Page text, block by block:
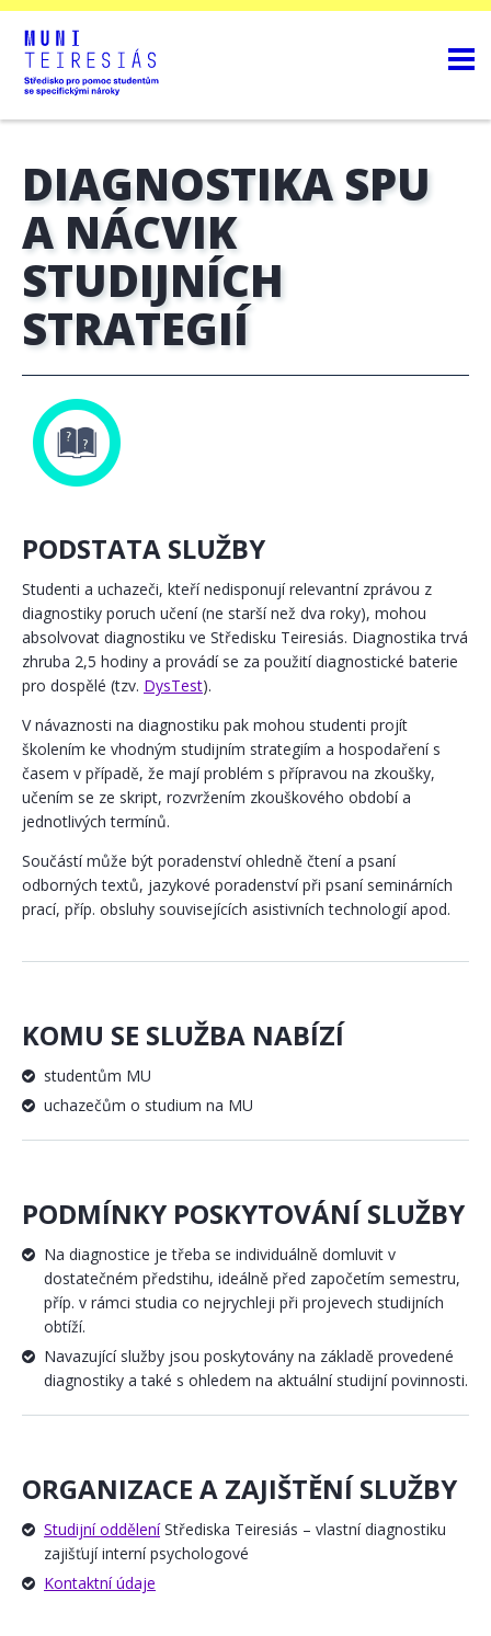
DIAGNOSTIKA SPU
A NÁCVIK
STUDIJNÍCH
STRATEGIÍ
PODSTATA SLUŽBY
Studenti a uchazeči, kteří nedisponují relevantní zprávou z
diagnostiky poruch učení (ne starší než dva roky), mohou
absolvovat diagnostiku ve Středisku Teiresiás. Diagnostika trvá
zhruba 2,5 hodiny a provádí se za použití diagnostické baterie
pro dospělé (tzv. DysTest).
V návaznosti na diagnostiku pak mohou studenti projít
školením ke vhodným studijním strategiím a hospodaření s
časem v případě, že mají problém s přípravou na zkoušky,
učením se ze skript, rozvržením zkouškového období a
jednotlivých termínů.
Součástí může být poradenství ohledně čtení a psaní
odborných textů, jazykové poradenství při psaní seminárních
prací, příp. obsluhy souvisejících asistivních technologií apod.
KOMU SE SLUŽBA NABÍZÍ
studentům MU
uchazečům o studium na MU
PODMÍNKY POSKYTOVÁNÍ SLUŽBY
Na diagnostice je třeba se individuálně domluvit v
dostatečném předstihu, ideálně před započetím semestru,
příp. v rámci studia co nejrychleji při projevech studijních
obtíží.
Navazující služby jsou poskytovány na základě provedené
diagnostiky a také s ohledem na aktuální studijní povinnosti.
ORGANIZACE A ZAJIŠTĚNÍ SLUŽBY
Studijní odděleníStřediska Teiresiás – vlastní diagnostiku
zajišťují interní psychologové
Kontaktní údaje